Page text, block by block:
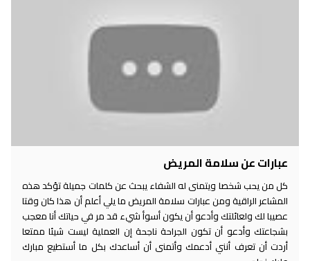
عبارات عن سلامة المريض
كل من يحب شخصا ويتمنى له الشفاء يبحث عن كلمات جميلة تؤكد هذه
المشاعر الراقية ومن عبارات سلامة المريض ما يلي أعلم أن هذا كان وقتا
عصيبا لك ولعائلتك وأدعو أن يكون أسوأ شيء قد مر في حياتك أنا معجب
بشجاعتك وأدعو أن تكون الجراحة ناجحة إن العملية ليست شيئا ممتعا
أردت أن تعرف أنني أدعمك وأتمنى أن أساعدك بكل ما أستطيع مبارك